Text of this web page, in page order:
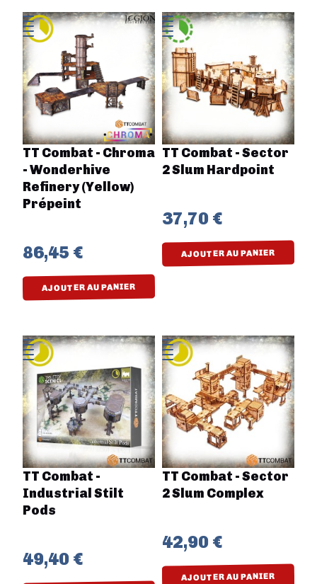
TT Combat - Chroma
- Wonderhive
Refinery (Yellow)
Prépeint
86,45 €
AJOUTER AU PANIER
TT Combat - Sector
2 Slum Hardpoint
37,70 €
AJOUTER AU PANIER
TT Combat -
Industrial Stilt
Pods
49,40 €
TT Combat - Sector
2 Slum Complex
42,90 €
AJOUTER AU PANIER